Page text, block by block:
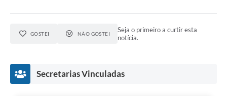
GOSTEI NÃO GOSTEI
Seja o primeiro a curtir esta
notícia.
Secretarias Vinculadas